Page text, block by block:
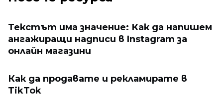
Текстът има значение: Как да напишем
ангажиращи надписи в Instagram за
онлайн магазини
Как да продавате и рекламирате в
TikTok